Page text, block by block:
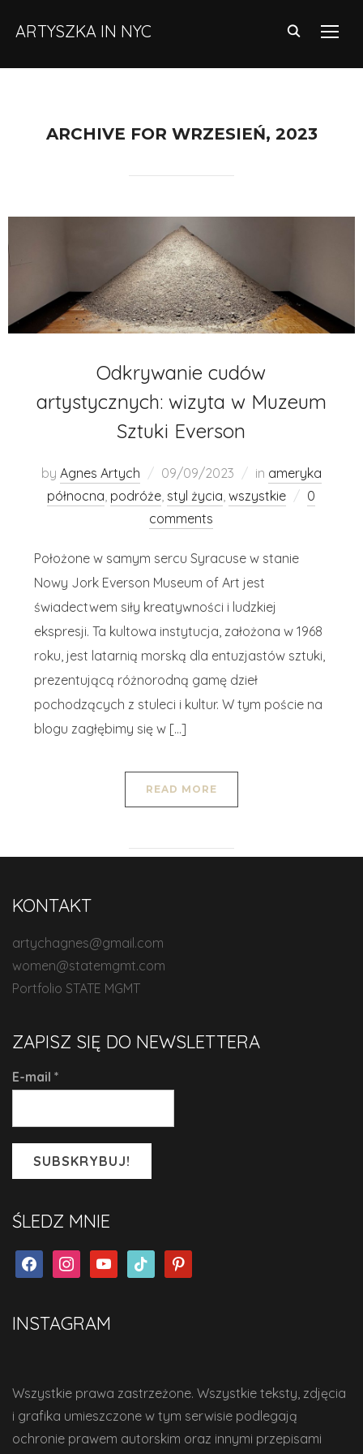
ARTYSZKA IN NYC
ARCHIVE FOR WRZESIEŃ, 2023
Odkrywanie cudów
artystycznych: wizyta w Muzeum
Sztuki Everson
by Agnes Artych 09/09/2023 in ameryka
północna, podróże, styl życia,wszystkie
0
comments
Położone w samym sercu Syracuse w stanie
Nowy Jork Everson Museum of Art jest
świadectwem siły kreatywności i ludzkiej
ekspresji. Ta kultowa instytucja, założona w 1968
roku, jest latarnią morską dla entuzjastów sztuki,
prezentującą różnorodną gamę dzieł
pochodzących z stuleci i kultur. W tym poście na
blogu zagłębimy się w […]
READ MORE
KONTAKT
artychagnes@gmail.com
women@statemgmt.com
Portfolio STATE MGMT
ZAPISZ SIĘ DO NEWSLETTERA
E-mail *
ŚLEDZ MNIE
facebookinstagramyoutubetiktok pinterest
INSTAGRAM
Wszystkie prawa zastrzeżone. Wszystkie teksty, zdjęcia
i grafika umieszczone w tym serwisie podlegają
ochronie prawem autorskim oraz innymi przepisami